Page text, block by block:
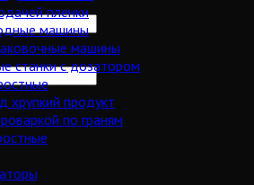
пленки
машины
машины
станки с дозатором
хрупкий продукт
по граням